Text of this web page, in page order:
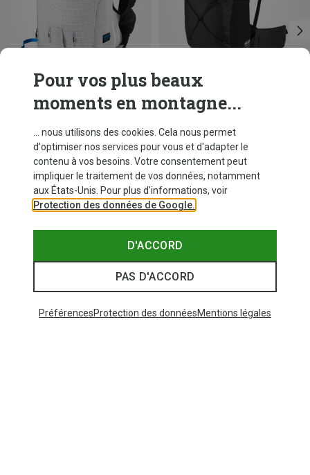
Tailles
Sac à dos Trilogy Sky 25+
CHF 305,95
25L | L-XL 25L | S-M
Millet
Sac à dos Seneca LT 22
CHF 119,95
22L
Pour vos plus beaux
moments en montagne...
... nous utilisons des cookies. Cela nous permet
d'optimiser nos services pour vous et d'adapter le
contenu à vos besoins. Votre consentement peut
impliquer le traitement de vos données, notamment
aux États-Unis. Pour plus d'informations, voir
Protection des données de Google.
D'ACCORD
PAS D'ACCORD
PréférencesProtection des donnéesMentions légales